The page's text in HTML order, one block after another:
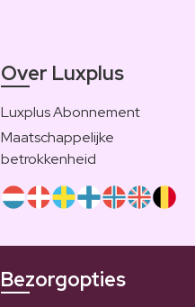
Over Luxplus
Luxplus Abonnement
Maatschappelijke
betrokkenheid
Bezorgopties